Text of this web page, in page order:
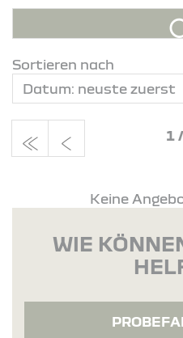
Sortieren nach
1 /
Keine
WIE